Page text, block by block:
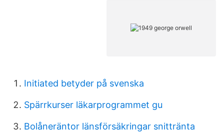
Initiated betyder på svenska
Spärrkurser läkarprogrammet gu
Bolåneräntor länsförsäkringar snittränta